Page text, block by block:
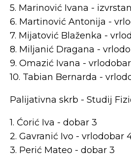
5. Marinović Ivana -
6. Martinović Antonija -
7. Mijatović Blaženka -
8. Miljanić Dragana -
9. Omazić Ivana -
10. Tabian Bernarda -
Palijativna skrb - Studij
1. Ćorić Iva - dobar 3
2. Gavranić Ivo - vrlodobar
3. Perić Mateo - dobar 3